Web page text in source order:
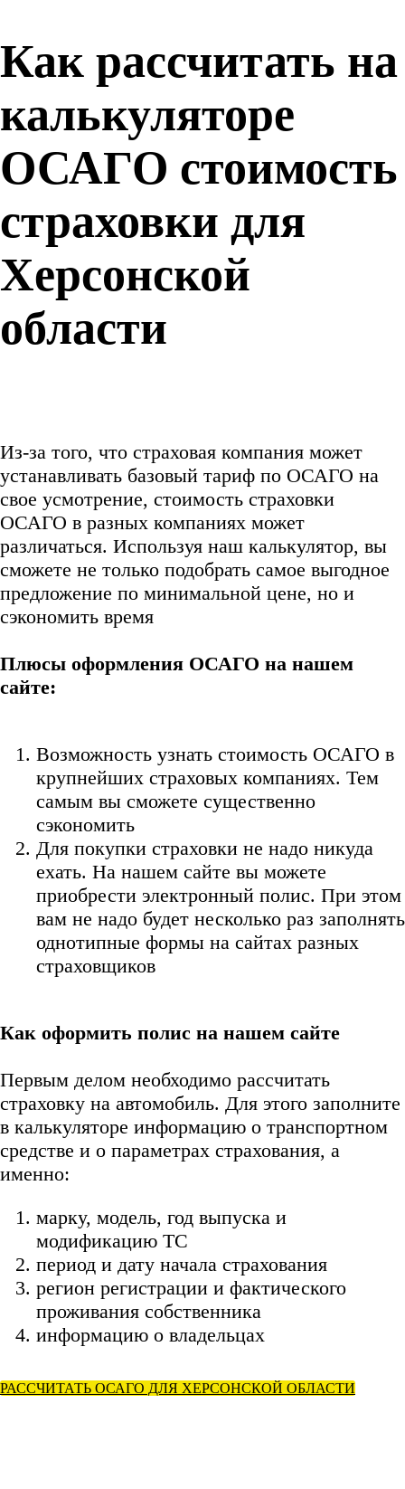
Как рассчитать на
калькуляторе
ОСАГО стоимость
страховки для
Херсонской
области
Из-за того, что страховая компания может
устанавливать базовый тариф по ОСАГО на
свое усмотрение, стоимость страховки
ОСАГО в разных компаниях может
различаться. Используя наш калькулятор, вы
сможете не только подобрать самое выгодное
предложение по минимальной цене, но и
сэкономить время
Плюсы оформления ОСАГО на нашем
сайте:
Возможность узнать стоимость ОСАГО в
крупнейших страховых компаниях. Тем
самым вы сможете существенно
сэкономить
Для покупки страховки не надо никуда
ехать. На нашем сайте вы можете
приобрести электронный полис. При этом
вам не надо будет несколько раз заполнять
однотипные формы на сайтах разных
страховщиков
Как оформить полис на нашем сайте
Первым делом необходимо рассчитать
страховку на автомобиль. Для этого заполните
в калькуляторе информацию о транспортном
средстве и о параметрах страхования, а
именно:
марку, модель, год выпуска и
модификацию ТС
период и дату начала страхования
регион регистрации и фактического
проживания собственника
информацию о владельцах
РАССЧИТАТЬ ОСАГО ДЛЯ ХЕРСОНСКОЙ ОБЛАСТИ